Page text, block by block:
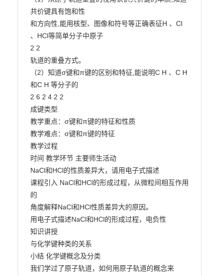
共价键具有饱和性
和方向性,能用核型、图像和符号等正确表征H 、Cl
、HCl等简单分子中原子
2 2
轨道的重叠方式。
（2）知道σ键和π键的区别和特征,能说明C H 、C H
和C H 等分子的
2 6 2 4 2 2
成键类型
教学重点：σ键和π键的特征和性质
教学难点：σ键和π键的特征
教学过程
时间 教学环节 主要师生活动
NaCl和HCl的性质差异大，请用电子式描述
课程引入 NaCl和HCl的形成过程，从微粒间相互作用
的
角度解释NaCl和HCl性质差异大的原因。
用电子式描述NaCl和HCl的形成过程，电负性
知识讲授
与化学键种类的关系
小结 化学键概念及分类
我们学过了原子轨道，如何用原子轨道的概念来